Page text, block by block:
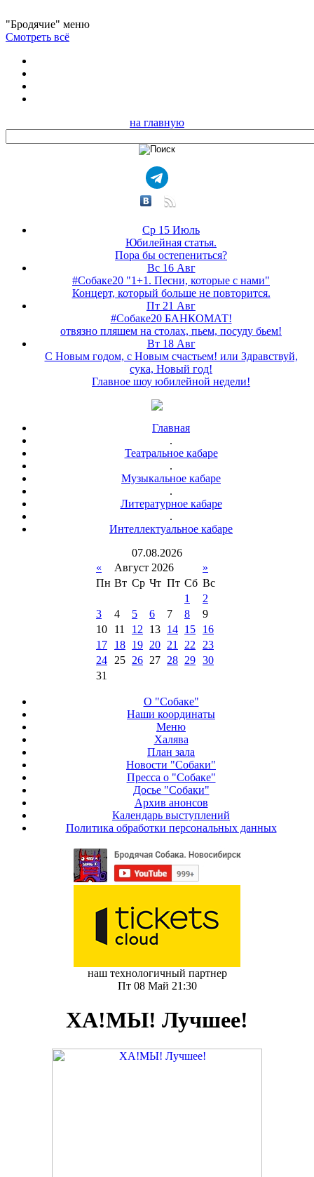
"Бродячие" меню
Смотреть всё
на главную
Ср 15 Июль
Юбилейная статья.
Пора бы остепениться?
Вс 16 Авг
#Собаке20 "1+1. Песни, которые с нами"
Концерт, который больше не повторится.
Пт 21 Авг
#Собаке20 БАНКОМАТ!
отвязно пляшем на столах, пьем, посуду бьем!
Вт 18 Авг
С Новым годом, с Новым счастьем! или Здравствуй,
сука, Новый год!
Главное шоу юбилейной недели!
Главная
.
Театральное кабаре
.
Музыкальное кабаре
.
Литературное кабаре
.
Интеллектуальное кабаре
07.08.2026
«
Август 2026
»
Пн Вт Ср Чт Пт Сб Вс
1
2
3
4 5 6 7 8
9
10
11 12 13 14 15
16
17
18 19 20 21 22
23
24
25 26 27 28 29 30
31
О "Собаке"
Наши координаты
Меню
Халява
План зала
Новости "Собаки"
Пресса о "Собаке"
Досье "Собаки"
Архив анонсов
Календарь выступлений
Политика обработки персональных данных
наш технологичный партнер
Пт 08 Май 21:30
ХА!МЫ! Лучшее!